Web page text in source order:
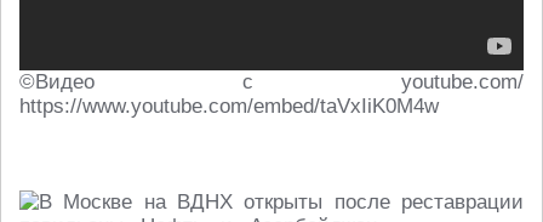
©Видео с youtube.com/
https://www.youtube.com/embed/taVxIiK0M4w